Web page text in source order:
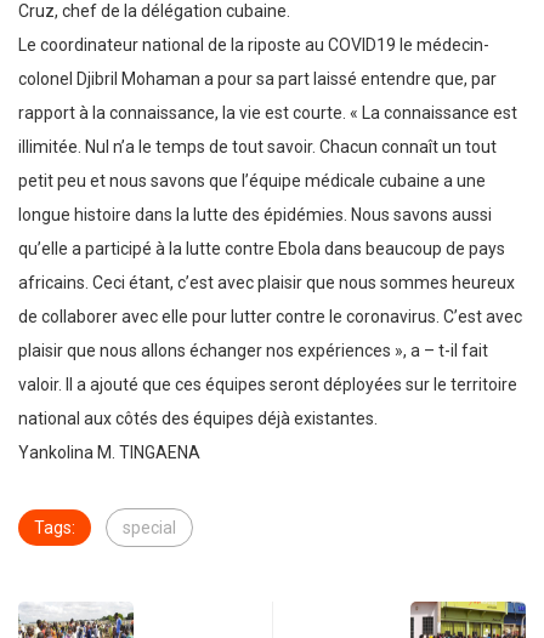
Cruz, chef de la délégation cubaine.
Le coordinateur national de la riposte au COVID19 le médecin-
colonel Djibril Mohaman a pour sa part laissé entendre que, par
rapport à la connaissance, la vie est courte. « La connaissance est
illimitée. Nul n’a le temps de tout savoir. Chacun connaît un tout
petit peu et nous savons que l’équipe médicale cubaine a une
longue histoire dans la lutte des épidémies. Nous savons aussi
qu’elle a participé à la lutte contre Ebola dans beaucoup de pays
africains. Ceci étant, c’est avec plaisir que nous sommes heureux
de collaborer avec elle pour lutter contre le coronavirus. C’est avec
plaisir que nous allons échanger nos expériences », a – t-il fait
valoir. Il a ajouté que ces équipes seront déployées sur le territoire
national aux côtés des équipes déjà existantes.
Yankolina M. TINGAENA
Tags: special